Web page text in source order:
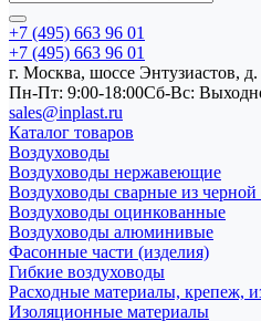
+7 (495) 663 96 01
+7 (495) 663 96 01
г. Москва, шоссе Энтузиастов,
Пн-Пт: 9:00-18:00Cб-Вс:
sales@inplast.ru
Каталог товаров
Воздуховоды
Воздуховоды нержавеющие
Воздуховоды сварные из
Воздуховоды оцинкованные
Воздуховоды алюминивые
Фасонные части (изделия)
Гибкие воздуховоды
Расходные материалы, крепеж,
Изоляционные материалы